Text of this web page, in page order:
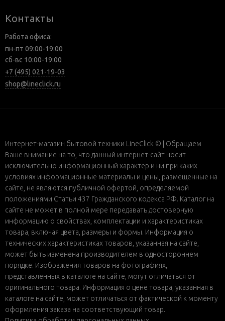
Контакты
Работа офиса:
пн-пт 09:00-19:00
сб-вс 10:00-19:00
+7 (495) 021-19-03
shop@lineclick.ru
Интернет-магазин бытовой техники LineClick © | Обращаем
Ваше внимание на то, что данный интернет-сайт носит
исключительно информационный характер и ни при каких
условиях информационные материалы и цены, размещенные на
сайте, не являются публичной офертой, определяемой
положениями Статьи 437 Гражданского кодекса РФ. Каталог на
сайте не может в полной мере передавать достоверную
информацию о свойствах, комплектации и характеристиках
товара, включая цвета, размеры и формы. Информация о
технических характеристиках товаров, указанная на сайте,
может быть изменена производителем в одностороннем
порядке. Изображения товаров на фотографиях,
представленных в каталоге на сайте, могут отличаться от
оригинального товара. Информация о цене товара, указанная в
каталоге на сайте, может отличаться от фактической к моменту
оформления заказа на соответствующий товар.